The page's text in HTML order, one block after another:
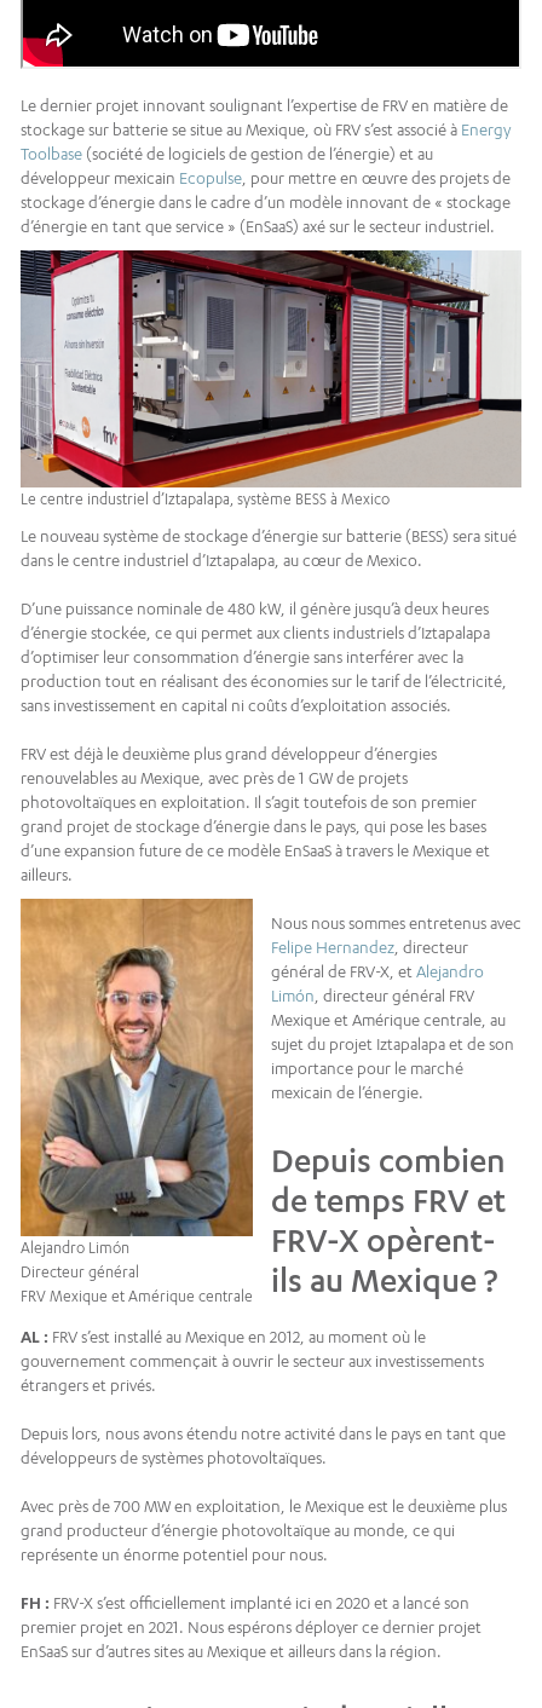
Le dernier projet innovant soulignant l’expertise de FRV en matière de
stockage sur batterie se situe au Mexique, où FRV s’est associé à Energy
Toolbase (société de logiciels de gestion de l’énergie) et au
développeur mexicain Ecopulse , pour mettre en œuvre des projets de
stockage d’énergie dans le cadre d’un modèle innovant de « stockage
d’énergie en tant que service » (EnSaaS) axé sur le secteur industriel.
Le centre industriel d’Iztapalapa, système BESS à Mexico
Le nouveau système de stockage d’énergie sur batterie (BESS) sera situé
dans le centre industriel d’Iztapalapa, au cœur de Mexico.
D’une puissance nominale de 480 kW, il génère jusqu’à deux heures
d’énergie stockée, ce qui permet aux clients industriels d’Iztapalapa
d’optimiser leur consommation d’énergie sans interférer avec la
production tout en réalisant des économies sur le tarif de l’électricité,
sans investissement en capital ni coûts d’exploitation associés.
FRV est déjà le deuxième plus grand développeur d’énergies
renouvelables au Mexique, avec près de 1 GW de projets
photovoltaïques en exploitation. Il s’agit toutefois de son premier
grand projet de stockage d’énergie dans le pays, qui pose les bases
d’une expansion future de ce modèle EnSaaS à travers le Mexique et
ailleurs.
Alejandro Limón
Directeur général
FRV Mexique et Amérique centrale
Nous nous sommes entretenus avec
Felipe Hernandez, directeur
général de FRV-X, etAlejandro
Limón, directeur général FRV
Mexique et Amérique centrale, au
sujet du projet Iztapalapa et de son
importance pour le marché
mexicain de l’énergie.
Depuis combien
de temps FRV et
FRV-X opèrent-
ils au Mexique ?
AL : FRV s’est installé au Mexique en 2012, au moment où le
gouvernement commençait à ouvrir le secteur aux investissements
étrangers et privés.
Depuis lors, nous avons étendu notre activité dans le pays en tant que
développeurs de systèmes photovoltaïques.
Avec près de 700 MW en exploitation, le Mexique est le deuxième plus
grand producteur d’énergie photovoltaïque au monde, ce qui
représente un énorme potentiel pour nous.
FH : FRV-X s’est officiellement implanté ici en 2020 et a lancé son
premier projet en 2021. Nous espérons déployer ce dernier projet
EnSaaS sur d’autres sites au Mexique et ailleurs dans la région.